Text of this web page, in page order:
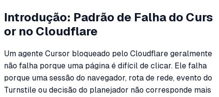
Introdução: Padrão de Falha do Curs
or no Cloudflare
Um agente Cursor bloqueado pelo Cloudflare geralmente
não falha porque uma página é difícil de clicar. Ele falha
porque uma sessão do navegador, rota de rede, evento do
Turnstile ou decisão do planejador não corresponde mais